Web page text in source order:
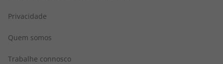
Privacidade
Quem somos
Trabalhe connosco